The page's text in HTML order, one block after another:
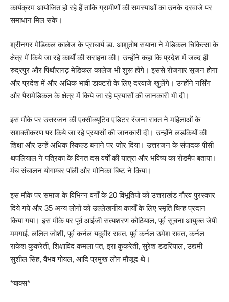
कार्यक्रम आयोजित हो रहे हैं ताकि ग्रामीणों की समस्याओं का उनके दरवाजे पर
समाधान मिल सके।
श्रीनगर मेडिकल कालेज के प्राचार्य डा. आशुतोष सयाना ने मेडिकल चिकित्सा के
क्षेत्र में किये जा रहे कार्यों की सराहना की। उन्होंने कहा कि प्रदेश में जल्द ही
रुद्रपुर और पिथौरागढ़ मेडिकल कालेज भी शुरू होंगे। इससे रोजगार सृजन होगा
और प्रदेश में और अधिक भावी डाक्टरों के लिए दरवाजे खुलेंगे। उन्होंने नर्सिंग
और पैरामेडिकल के क्षेत्र में किये जा रहे प्रयासों की जानकारी भी दी।
इस मौके पर उत्तरजन की एक्सीक्यूटिव एडिटर रंजना रावत ने महिलाओं के
सशक्तीकरण पर किये जा रहे प्रयासों की जानकारी दी। उन्होंने लड़कियों की
शिक्षा और उन्हें अधिक स्किल्ड बनाने पर जोर दिया। उत्तरजन के संपादक पीसी
थपलियाल ने पत्रिका के विगत दस वर्षों की यात्रा और भविष्य का रोडमैप बताया।
मंच संचालन योगाम्बर पॉली और मोनिका बिष्ट ने किया।
इस मौके पर समाज के विभिन्न वर्गों के 20 विभूतियों को उत्तराखंड गौरव पुरस्कार
दिये गये और 35 अन्य लोगों को उल्लेखनीय कार्यों के लिए स्मृति चिन्ह प्रदान
किया गया। इस मौके पर पूर्व आईजी सत्यशरण कोठियाल, पूर्व सूचना आयुक्त जेपी
ममगाई, ललित जोशी, पूर्व कर्नल यदुवीर रावत, पूर्व कर्नल उमेश रावत, कर्नल
राकेश कुकरेती, शिक्षाविद कमला पंत, इरा कुकरेती, सुरेश डंडरियाल, उद्यमी
सुशील सिंह, वैभव गोयल, आदि प्रमुख लोग मौजूद थे।
*बाक्स*